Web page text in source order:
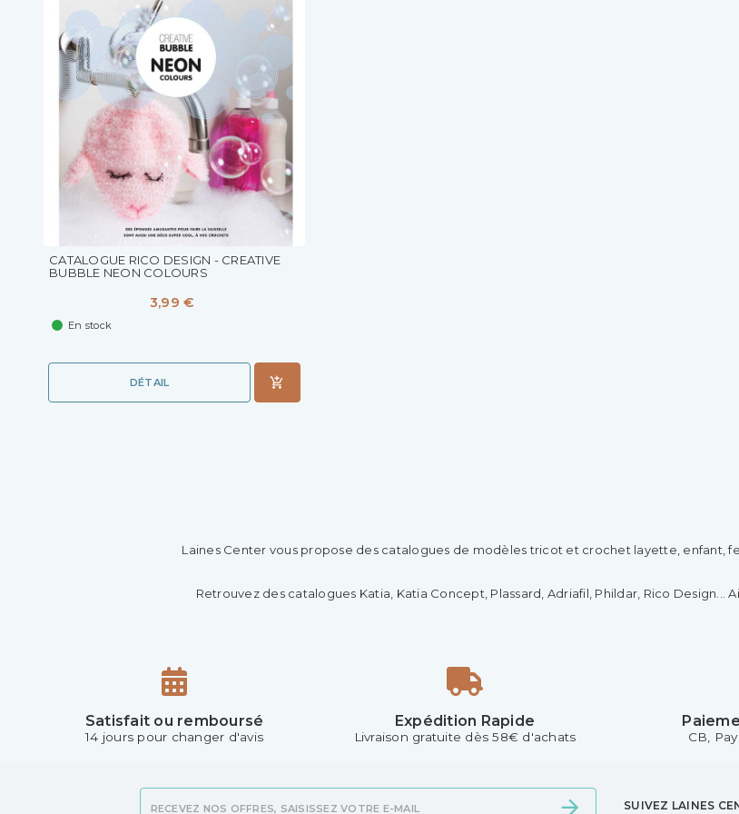
CATALOGUE RICO DESIGN - CREATIVE
BUBBLE NEON COLOURS
3,99 €
En stock
DÉTAIL
Laines Center vous propose des catalogues de modèles tricot et crochet layette, enfant,
Retrouvez des catalogues Katia, Katia Concept, Plassard, Adriafil, Phildar, Rico Design...
Satisfait ou remboursé
14 jours pour changer d'avis
Expédition Rapide
Livraison gratuite dès 58€ d'achats CB,
SUIVEZ LAINES